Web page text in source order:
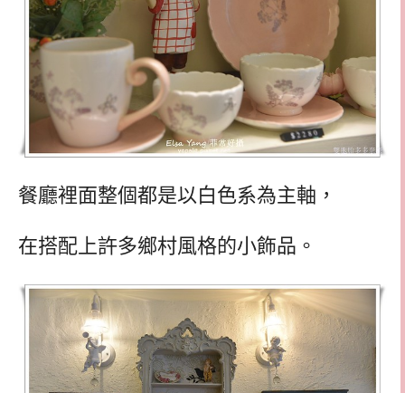
餐廳裡面整個都是以白色系為主軸，
在搭配上許多鄉村風格的小飾品。